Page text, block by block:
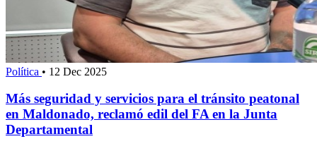
Política • 12 Dec 2025
Más seguridad y servicios para el tránsito peatonal
en Maldonado, reclamó edil del FA en la Junta
Departamental